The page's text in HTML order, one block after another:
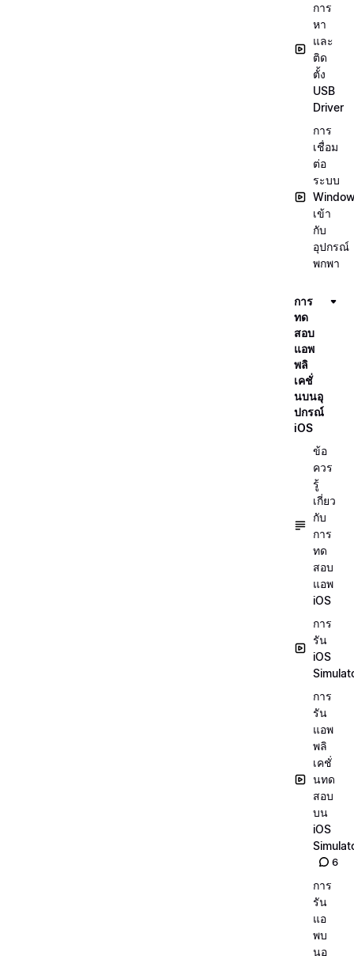
การ
หา
และ
ติด
ตั้ง
USB
Driver
การ
เชื่อม
ต่อ
ระบบ
เข้า
กับ
อุปกรณ์
พกพา
การ
ทด
สอบ
แอพ
พลิ
เคชั่
นบนอุ
ปกรณ์
iOS
ข้อ
ควร
รู้
เกี่ยว
กับ
การ
ทด
สอบ
แอพ
iOS
การ
รัน
iOS
การ
รัน
แอพ
พลิ
เคชั่
นทด
สอบ
บน
iOS
6
การ
รัน
แอ
พบ
นอุ